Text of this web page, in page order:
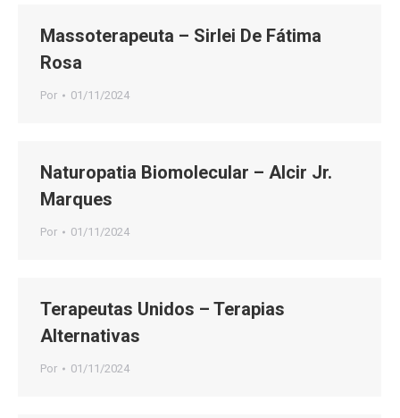
Massoterapeuta – Sirlei De Fátima
Rosa
Por 01/11/2024
Naturopatia Biomolecular – Alcir Jr.
Marques
Por 01/11/2024
Terapeutas Unidos – Terapias
Alternativas
Por 01/11/2024